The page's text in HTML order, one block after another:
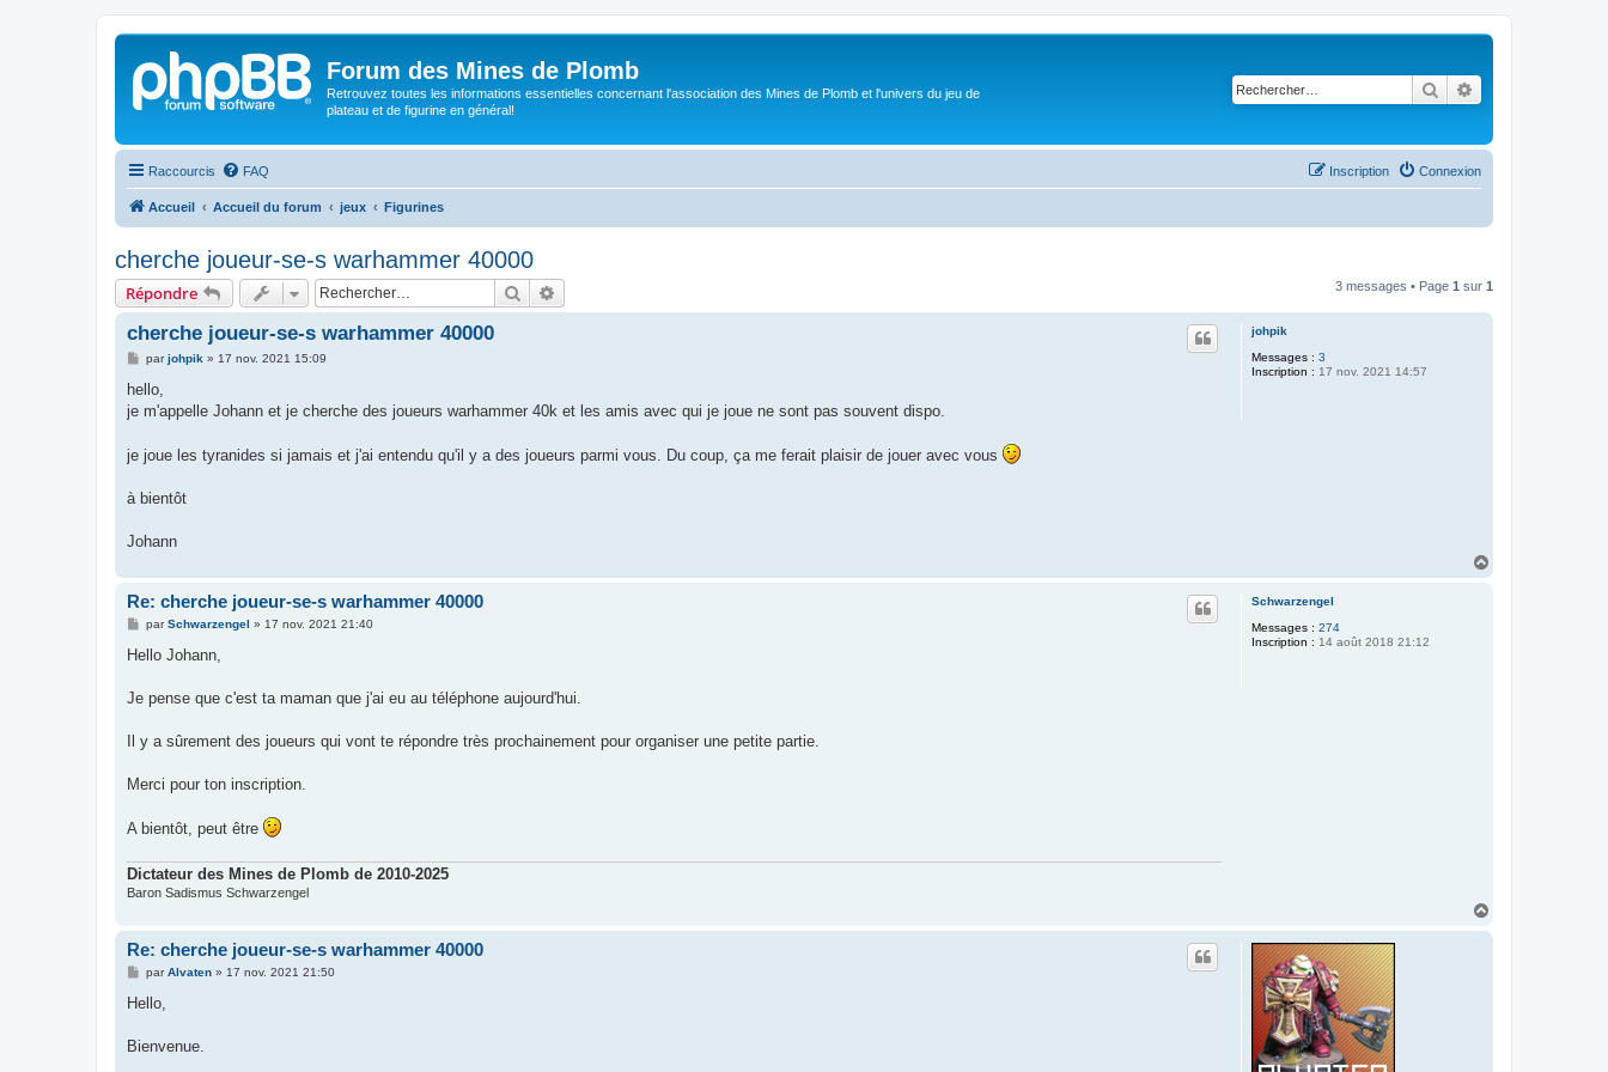
Forum des Mines de Plomb
Retrouvez toutes les informations essentielles concernant l'association des Mines de Plomb et l'univers du jeu de
plateau et de figurine en général!
Rechercher
Raccourcis FAQ Connexion
Inscription
Accueil Accueil du forum jeux Figurines
cherche joueur-se-s warhammer 40000
Répondre Rechercher 3 messages • Page 1 sur 1
johpik
Messages : 3
Inscription : 17 nov. 2021 14:57
cherche joueur-se-s warhammer 40000
M
s
a
parjohpik » 17 nov. 2021 15:09
hello,
je m'appelle Johann et je cherche des joueurs warhammer 40k et les amis avec qui je joue ne sont pas souvent dispo.
je joue les tyranides si jamais et j'ai entendu qu'il y a des joueurs parmi vous. Du coup, ça me ferait plaisir de jouer avec vous
à bientôt
Johann
Schwarzengel
Messages : 274
Inscription : 14 août 2018 21:12
Re: cherche joueur-se-s warhammer 40000
M
s
g
parSchwarzengel » 17 nov. 2021 21:40
Hello Johann,
Je pense que c'est ta maman que j'ai eu au téléphone aujourd'hui.
Il y a sûrement des joueurs qui vont te répondre très prochainement pour organiser une petite partie.
Merci pour ton inscription.
A bientôt, peut être
Dictateur des Mines de Plomb de 2010-2025
Baron Sadismus Schwarzengel
Re: cherche joueur-se-s warhammer 40000
M
s
g
parAlvaten» 17 nov. 2021 21:50
Hello,
Bienvenue.